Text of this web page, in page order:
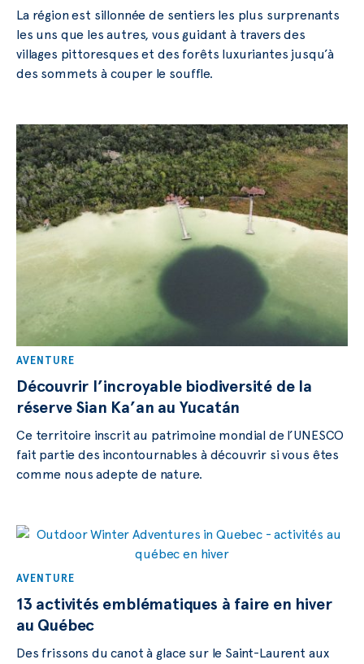
La région est sillonnée de sentiers les plus surprenants
les uns que les autres, vous guidant à travers des
villages pittoresques et des forêts luxuriantes jusqu’à
des sommets à couper le souffle.
AVENTURE
Découvrir l’incroyable biodiversité de la
réserve Sian Ka’an au Yucatán
Ce territoire inscrit au patrimoine mondial de l’UNESCO
fait partie des incontournables à découvrir si vous êtes
comme nous adepte de nature.
AVENTURE
13 activités emblématiques à faire en hiver
au Québec
Des frissons du canot à glace sur le Saint-Laurent aux